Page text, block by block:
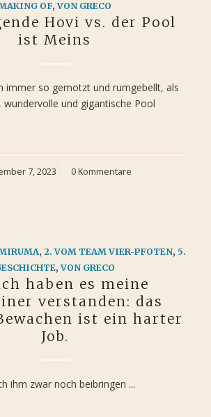
OF,VON GRECO
Hovi vs. der Pool
ist Meins
immer so gemotzt und rumgebellt, als
und gigantische Pool
7, 2023
/ 0 Kommentare
,2. VOM TEAM VIER-PFOTEN, 5.
,VON GRECO
haben es meine
verstanden: das
ist ein harter
Job.
ihm zwar noch beibringen ...